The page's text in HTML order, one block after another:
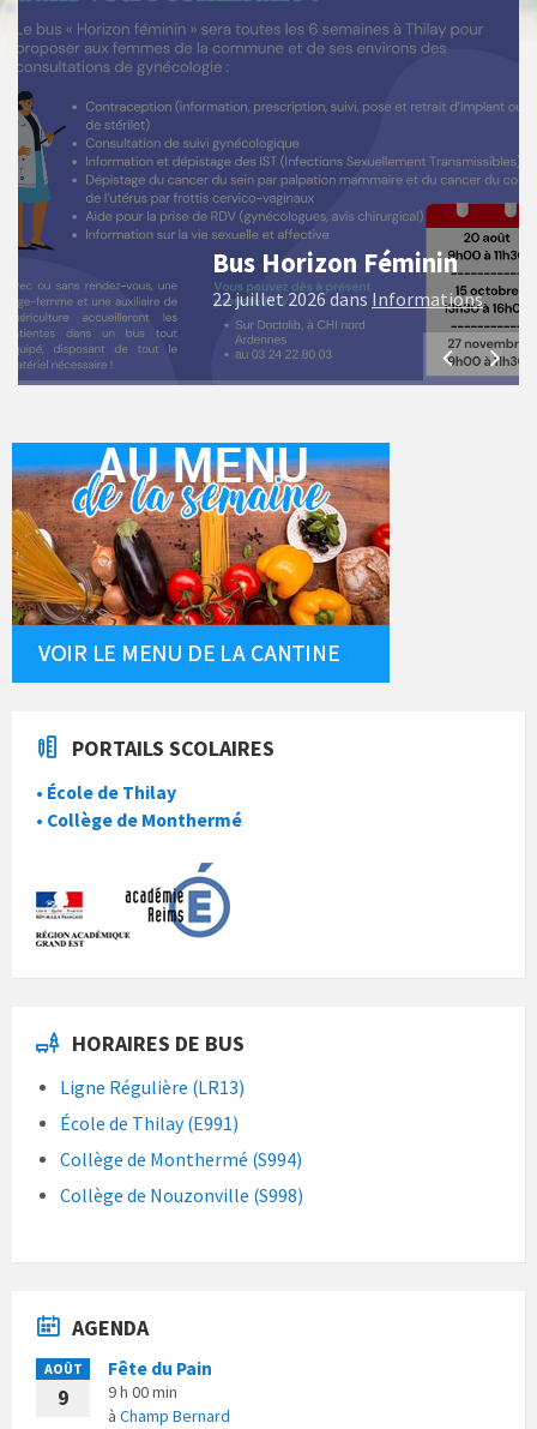
Bus Horizon Féminin
22 juillet 2026dans Informations
PORTAILS SCOLAIRES
• École de Thilay
• Collège de Monthermé
HORAIRES DE BUS
Ligne Régulière (LR13)
École de Thilay (E991)
Collège de Monthermé (S994)
Collège de Nouzonville (S998)
AGENDA
AOÛT
9
Fête du Pain
9 h 00 min
à Champ Bernard